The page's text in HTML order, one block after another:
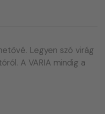
Legyen szó virág
A VARIA mindig a